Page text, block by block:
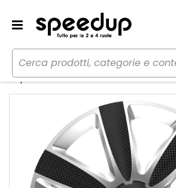
Home Auto Accessori esterni auto
Copricerchi GTX Carbon